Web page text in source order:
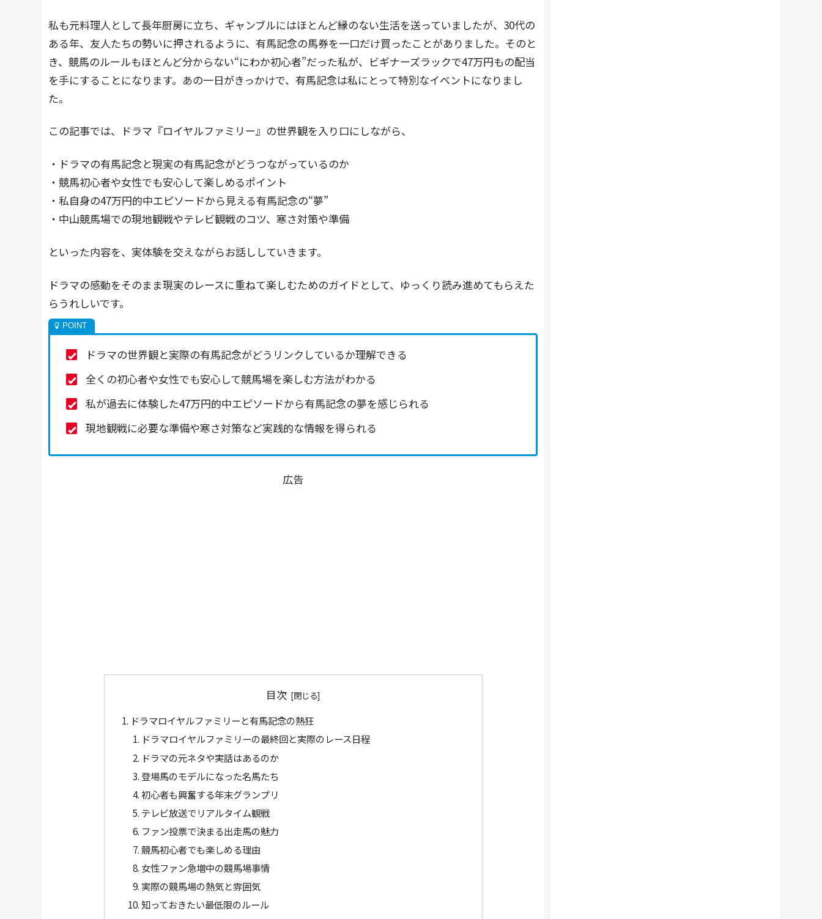
私も元料理人として長年厨房に立ち、ギャンブルにはほとんど縁のない生活を送っていましたが、30代の
ある年、友人たちの勢いに押されるように、有馬記念の馬券を一口だけ買ったことがありました。そのと
き、競馬のルールもほとんど分からない“にわか初心者”だった私が、ビギナーズラックで47万円もの配当
を手にすることになります。あの一日がきっかけで、有馬記念は私にとって特別なイベントになりまし
た。
この記事では、ドラマ『ロイヤルファミリー』の世界観を入り口にしながら、
・ドラマの有馬記念と現実の有馬記念がどうつながっているのか
・競馬初心者や女性でも安心して楽しめるポイント
・私自身の47万円的中エピソードから見える有馬記念の“夢”
・中山競馬場での現地観戦やテレビ観戦のコツ、寒さ対策や準備
といった内容を、実体験を交えながらお話ししていきます。
ドラマの感動をそのまま現実のレースに重ねて楽しむためのガイドとして、ゆっくり読み進めてもらえた
らうれしいです。
ドラマの世界観と実際の有馬記念がどうリンクしているか理解できる
全くの初心者や女性でも安心して競馬場を楽しむ方法がわかる
私が過去に体験した47万円的中エピソードから有馬記念の夢を感じられる
現地観戦に必要な準備や寒さ対策など実践的な情報を得られる
広告
目次
ドラマロイヤルファミリーと有馬記念の熱狂
ドラマロイヤルファミリーの最終回と実際のレース日程
ドラマの元ネタや実話はあるのか
登場馬のモデルになった名馬たち
初心者も興奮する年末グランプリ
テレビ放送でリアルタイム観戦
ファン投票で決まる出走馬の魅力
競馬初心者でも楽しめる理由
女性ファン急増中の競馬場事情
実際の競馬場の熱気と雰囲気
知っておきたい最低限のルール